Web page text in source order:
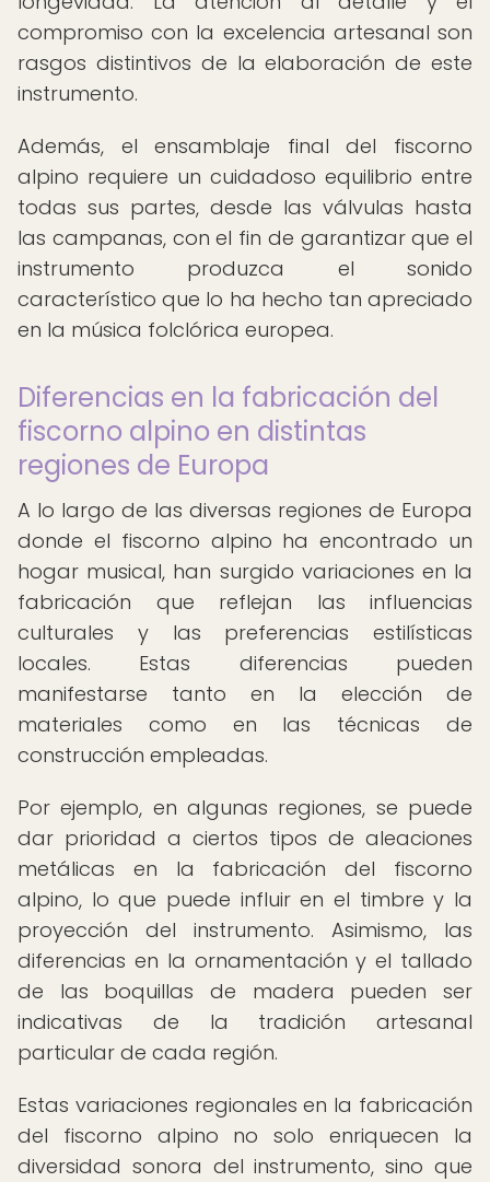
compromiso con la excelencia artesanal son
rasgos distintivos de la elaboración de este
instrumento.
Además, el ensamblaje final del fiscorno
alpino requiere un cuidadoso equilibrio entre
todas sus partes, desde las válvulas hasta
las campanas, con el fin de garantizar que el
instrumento produzca el sonido
característico que lo ha hecho tan apreciado
en la música folclórica europea.
Diferencias en la fabricación del
fiscorno alpino en distintas
regiones de Europa
A lo largo de las diversas regiones de Europa
donde el fiscorno alpino ha encontrado un
hogar musical, han surgido variaciones en la
fabricación que reflejan las influencias
culturales y las preferencias estilísticas
locales. Estas diferencias pueden
manifestarse tanto en la elección de
materiales como en las técnicas de
construcción empleadas.
Por ejemplo, en algunas regiones, se puede
dar prioridad a ciertos tipos de aleaciones
metálicas en la fabricación del fiscorno
alpino, lo que puede influir en el timbre y la
proyección del instrumento. Asimismo, las
diferencias en la ornamentación y el tallado
de las boquillas de madera pueden ser
indicativas de la tradición artesanal
particular de cada región.
Estas variaciones regionales en la fabricación
del fiscorno alpino no solo enriquecen la
diversidad sonora del instrumento, sino que